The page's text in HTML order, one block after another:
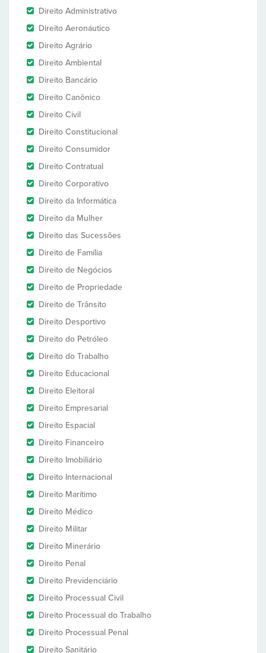
Direito Administrativo
Direito Aeronáutico
Direito Agrário
Direito Ambiental
Direito Bancário
Direito Canônico
Direito Civil
Direito Constitucional
Direito Consumidor
Direito Contratual
Direito Corporativo
Direito da Informática
Direito da Mulher
Direito das Sucessões
Direito de Família
Direito de Negócios
Direito de Propriedade
Direito de Trânsito
Direito Desportivo
Direito do Petróleo
Direito do Trabalho
Direito Educacional
Direito Eleitoral
Direito Empresarial
Direito Espacial
Direito Financeiro
Direito Imobiliário
Direito Internacional
Direito Marítimo
Direito Médico
Direito Militar
Direito Minerário
Direito Penal
Direito Previdenciário
Direito Processual Civil
Direito Processual do Trabalho
Direito Processual Penal
Direito Sanitário